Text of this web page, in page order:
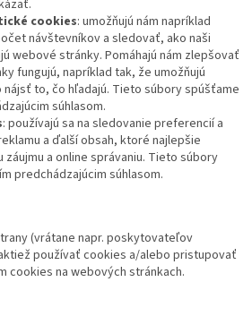
cookies: umožňujú nám napríklad
návštevníkov a sledovať, ako naši
webové stránky. Pomáhajú nám zlepšovať
fungujú, napríklad tak, že umožňujú
to, čo hľadajú. Tieto súbory spúšťame
súhlasom.
: používajú sa na sledovanie preferencií a
a ďalší obsah, ktoré najlepšie
záujmu a online správaniu. Tieto súbory
predchádzajúcim súhlasom.
(vrátane napr. poskytovateľov
používať cookies a/alebo pristupovať
cookies na webových stránkach.